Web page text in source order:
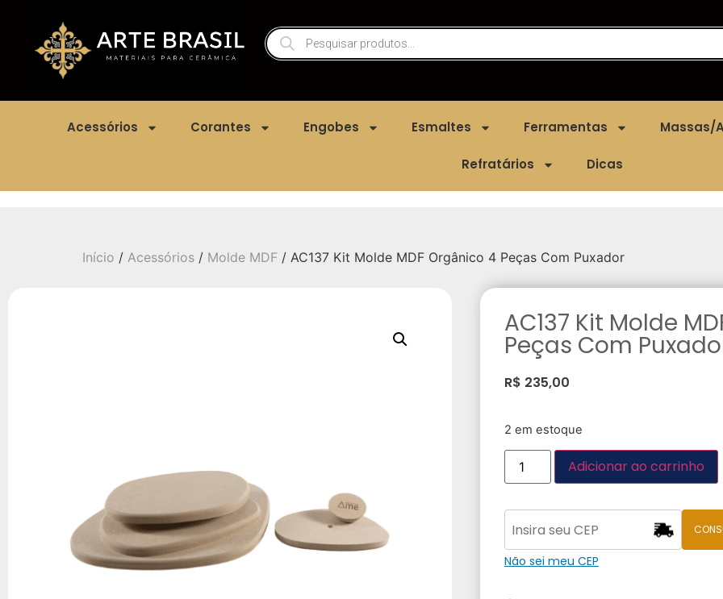
Acessórios Corantes Engobes Esmaltes Ferramentas Massas/
Refratários Dicas
Início / Acessórios / Molde MDF / AC137 Kit Molde MDF Orgânico 4 Peças Com Puxador
AC137 Kit Molde
Peças Com
R$ 235,00
2 em estoque
Adicionar ao carrinho
Não sei meu CEP